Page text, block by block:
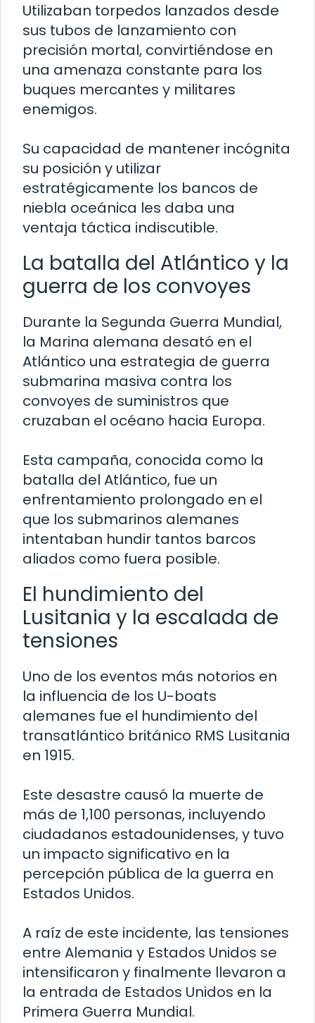
Utilizaban torpedos lanzados desde
sus tubos de lanzamiento con
precisión mortal, convirtiéndose en
una amenaza constante para los
buques mercantes y militares
enemigos.
Su capacidad de mantener incógnita
su posición y utilizar
estratégicamente los bancos de
niebla oceánica les daba una
ventaja táctica indiscutible.
La batalla del Atlántico y la
guerra de los convoyes
Durante la Segunda Guerra Mundial,
la Marina alemana desató en el
Atlántico una estrategia de guerra
submarina masiva contra los
convoyes de suministros que
cruzaban el océano hacia Europa.
Esta campaña, conocida como la
batalla del Atlántico, fue un
enfrentamiento prolongado en el
que los submarinos alemanes
intentaban hundir tantos barcos
aliados como fuera posible.
El hundimiento del
Lusitania y la escalada de
tensiones
Uno de los eventos más notorios en
la influencia de los U-boats
alemanes fue el hundimiento del
transatlántico británico RMS Lusitania
en 1915.
Este desastre causó la muerte de
más de 1,100 personas, incluyendo
ciudadanos estadounidenses, y tuvo
un impacto significativo en la
percepción pública de la guerra en
Estados Unidos.
A raíz de este incidente, las tensiones
entre Alemania y Estados Unidos se
intensificaron y finalmente llevaron a
la entrada de Estados Unidos en la
Primera Guerra Mundial.